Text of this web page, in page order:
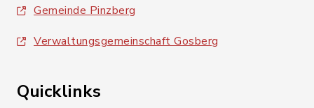
Gemeinde Pinzberg
Verwaltungsgemeinschaft Gosberg
Quicklinks